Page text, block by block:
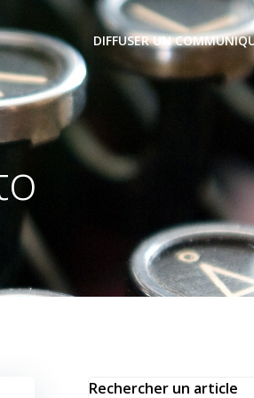
DIFFUSER UN
Rechercher un article